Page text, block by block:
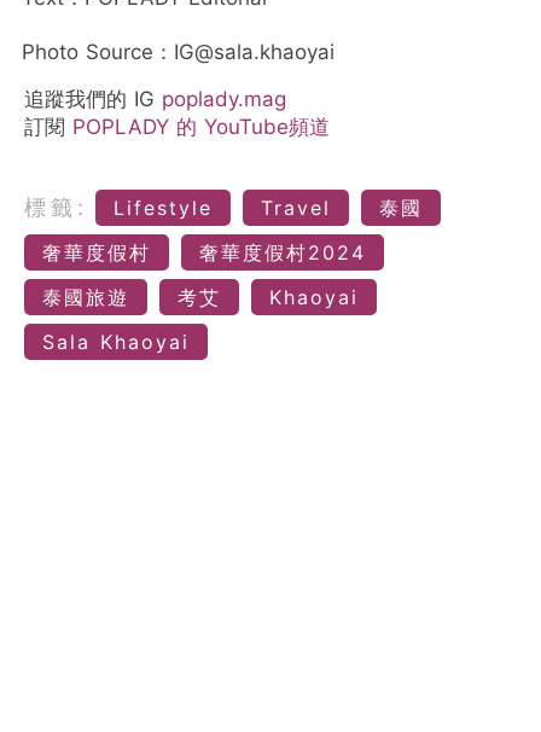
Photo Source：IG@sala.khaoyai
追蹤我們的 IG poplady.mag
訂閱 POPLADY 的 YouTube頻道
標籤: Lifestyle Travel
泰國
奢華度假村
奢華度假村2024
泰國旅遊
考艾
Khaoyai
Sala Khaoyai